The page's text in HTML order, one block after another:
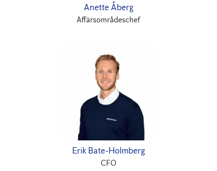
Anette Åberg
Affärsområdeschef
Erik Bate-Holmberg
CFO